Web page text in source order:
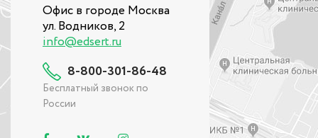
Офис в городе Москва
ул. Водников, 2
info@edsert.ru
8-800-301-86-48
Бесплатный звонок по
России